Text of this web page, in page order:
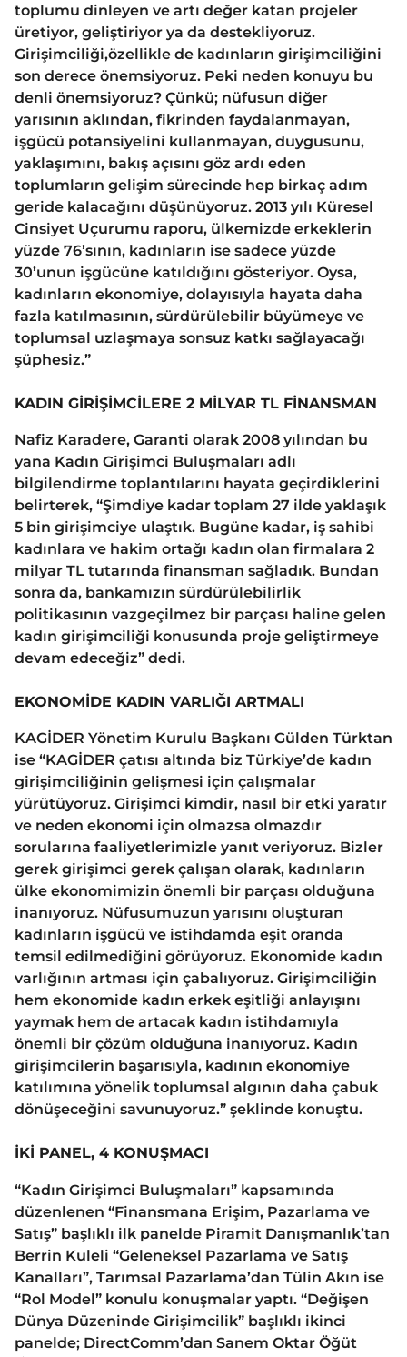
toplumu dinleyen ve artı değer katan projeler
üretiyor, geliştiriyor ya da destekliyoruz.
Girişimciliği,özellikle de kadınların girişimciliğini
son derece önemsiyoruz. Peki neden konuyu bu
denli önemsiyoruz? Çünkü; nüfusun diğer
yarısının aklından, fikrinden faydalanmayan,
işgücü potansiyelini kullanmayan, duygusunu,
yaklaşımını, bakış açısını göz ardı eden
toplumların gelişim sürecinde hep birkaç adım
geride kalacağını düşünüyoruz. 2013 yılı Küresel
Cinsiyet Uçurumu raporu, ülkemizde erkeklerin
yüzde 76’sının, kadınların ise sadece yüzde
30’unun işgücüne katıldığını gösteriyor. Oysa,
kadınların ekonomiye, dolayısıyla hayata daha
fazla katılmasının, sürdürülebilir büyümeye ve
toplumsal uzlaşmaya sonsuz katkı sağlayacağı
şüphesiz.”
KADIN GİRİŞİMCİLERE 2 MİLYAR TL FİNANSMAN
Nafiz Karadere, Garanti olarak 2008 yılından bu
yana Kadın Girişimci Buluşmaları adlı
bilgilendirme toplantılarını hayata geçirdiklerini
belirterek, “Şimdiye kadar toplam 27 ilde yaklaşık
5 bin girişimciye ulaştık. Bugüne kadar, iş sahibi
kadınlara ve hakim ortağı kadın olan firmalara 2
milyar TL tutarında finansman sağladık. Bundan
sonra da, bankamızın sürdürülebilirlik
politikasının vazgeçilmez bir parçası haline gelen
kadın girişimciliği konusunda proje geliştirmeye
devam edeceğiz” dedi.
EKONOMİDE KADIN VARLIĞI ARTMALI
KAGİDER Yönetim Kurulu Başkanı Gülden Türktan
ise “KAGİDER çatısı altında biz Türkiye’de kadın
girişimciliğinin gelişmesi için çalışmalar
yürütüyoruz. Girişimci kimdir, nasıl bir etki yaratır
ve neden ekonomi için olmazsa olmazdır
sorularına faaliyetlerimizle yanıt veriyoruz. Bizler
gerek girişimci gerek çalışan olarak, kadınların
ülke ekonomimizin önemli bir parçası olduğuna
inanıyoruz. Nüfusumuzun yarısını oluşturan
kadınların işgücü ve istihdamda eşit oranda
temsil edilmediğini görüyoruz. Ekonomide kadın
varlığının artması için çabalıyoruz. Girişimciliğin
hem ekonomide kadın erkek eşitliği anlayışını
yaymak hem de artacak kadın istihdamıyla
önemli bir çözüm olduğuna inanıyoruz. Kadın
girişimcilerin başarısıyla, kadının ekonomiye
katılımına yönelik toplumsal algının daha çabuk
dönüşeceğini savunuyoruz.” şeklinde konuştu.
İKİ PANEL, 4 KONUŞMACI
“Kadın Girişimci Buluşmaları” kapsamında
düzenlenen “Finansmana Erişim, Pazarlama ve
Satış” başlıklı ilk panelde Piramit Danışmanlık’tan
Berrin Kuleli “Geleneksel Pazarlama ve Satış
Kanalları”, Tarımsal Pazarlama’dan Tülin Akın ise
“Rol Model” konulu konuşmalar yaptı. “Değişen
Dünya Düzeninde Girişimcilik” başlıklı ikinci
panelde; DirectComm’dan Sanem Oktar Öğüt